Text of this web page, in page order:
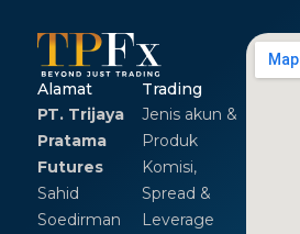
Alamat
PT. Trijaya
Pratama
Futures
Sahid
Soedirman
Trading
Jenis akun &
Produk
Komisi,
Spread &
Leverage